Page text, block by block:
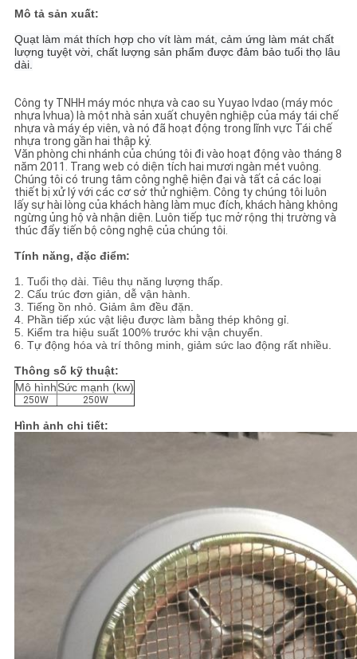
SƠ
ĐỒ
WEB
PRIVACY
POLICY
Mô tả sản xuất:
Quạt làm mát thích hợp cho vít làm mát, cảm ứng làm mát chất
lượng tuyệt vời, chất lượng sản phẩm được đảm bảo tuổi thọ lâu
dài.
Công ty TNHH máy móc nhựa và cao su Yuyao lvdao (máy móc
nhựa lvhua) là một nhà sản xuất chuyên nghiệp của máy tái chế
nhựa và máy ép viên, và nó đã hoạt động trong lĩnh vực Tái chế
nhựa trong gần hai thập kỷ.
Văn phòng chi nhánh của chúng tôi đi vào hoạt động vào tháng 8
năm 2011. Trang web có diện tích hai mươi ngàn mét vuông.
Chúng tôi có trung tâm công nghệ hiện đại và tất cả các loại
thiết bị xử lý với các cơ sở thử nghiệm. Công ty chúng tôi luôn
lấy sự hài lòng của khách hàng làm mục đích, khách hàng không
ngừng ủng hộ và nhận diện. Luôn tiếp tục mở rộng thị trường và
thúc đẩy tiến bộ công nghệ của chúng tôi.
Tính năng, đặc điểm:
1. Tuổi thọ dài. Tiêu thụ năng lượng thấp.
2. Cấu trúc đơn giản, dễ vận hành.
3. Tiếng ồn nhỏ. Giảm âm đều đặn.
4. Phần tiếp xúc vật liệu được làm bằng thép không gỉ.
5. Kiểm tra hiệu suất 100% trước khi vận chuyển.
6. Tự động hóa và trí thông minh, giảm sức lao động rất nhiều.
Thông số kỹ thuật:
Mô hìnhSức mạnh (kw)
250W 250W
Hình ảnh chi tiết: